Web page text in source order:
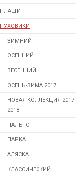
ПЛАЩИ
ПУХОВИКИ
ЗИМНИЙ
ОСЕННИЙ
ВЕСЕННИЙ
ОСЕНЬ-ЗИМА 2017
НОВАЯ КОЛЛЕКЦИЯ 2017-
2018
ПАЛЬТО
ПАРКА
АЛЯСКА
КЛАССИЧЕСКИЙ